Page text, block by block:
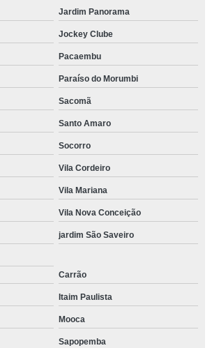
Jardim Panorama
Jockey Clube
Pacaembu
Paraíso do Morumbi
Sacomã
Santo Amaro
Socorro
Vila Cordeiro
Vila Mariana
Vila Nova Conceição
jardim São Saveiro
Carrão
Itaim Paulista
Mooca
Sapopemba